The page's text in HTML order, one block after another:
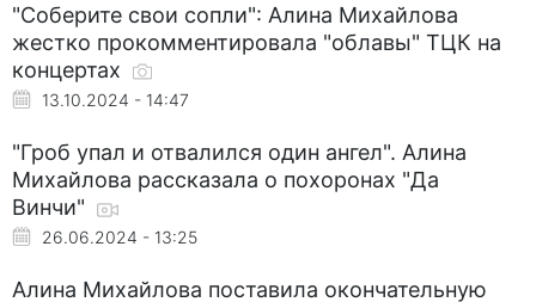
"Соберите свои сопли": Алина Михайлова
жестко прокомментировала "облавы" ТЦК на
концертах
13.10.2024 - 14:47
"Гроб упал и отвалился один ангел". Алина
Михайлова рассказала о похоронах "Да
Винчи"
26.06.2024 - 13:25
Алина Михайлова поставила окончательную